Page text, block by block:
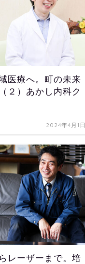
医療へ。町の未来
２）あかし内科ク
2024年4月1日
レーザーまで。培